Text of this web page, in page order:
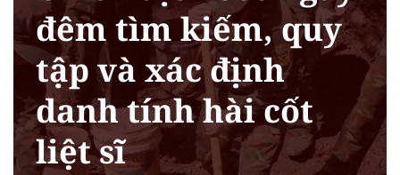
đêm tìm kiếm, quy
tập và xác định
danh tính hài cốt
liệt sĩ